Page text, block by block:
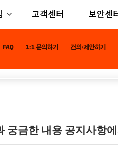
고객센터 보안센
궁금한 내용 공지사항